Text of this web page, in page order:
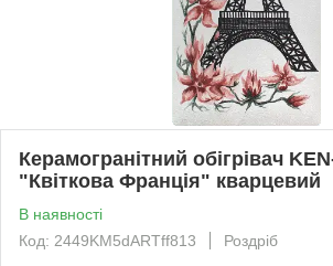
Керамогранітний обігрівач
"Квіткова Франція" кварцевий
В наявності
Код: 2449KM5dARTff813
Роздріб